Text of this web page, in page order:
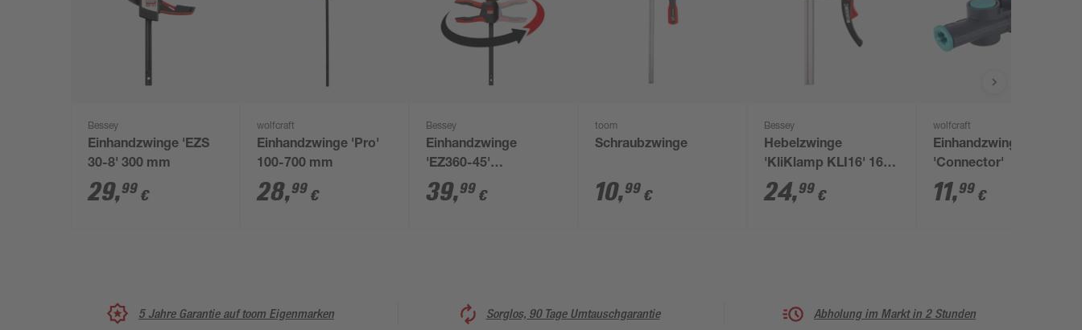
Bessey
Einhandzwinge 'EZS
30-8' 300 mm
29,99 €
wolfcraft
Einhandzwinge 'Pro'
100-700 mm
28,99 €
Bessey
Einhandzwinge
'EZ360-45'
Spreizweite vorn 195-
615 mm
39,99 €
toom
Schraubzwinge
10,99 €
Bessey
Hebelzwinge
'KliKlamp KLI16' 160
mm
24,99 €
wolfcraft
Einhandzwingenadapter
'Connector'
11,99 €
5 Jahre Garantie auf toom Eigenmarken Sorglos, 90 Tage Umtauschgarantie Abholung im Markt in 2 Stunden